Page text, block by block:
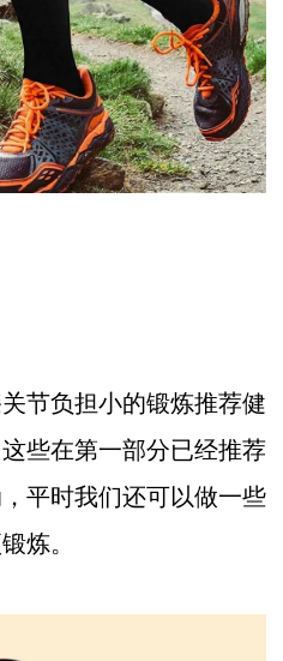
节负担小的锻炼推荐健
些在第一部分已经推荐
平时我们还可以做一些
炼。